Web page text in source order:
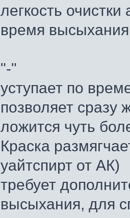
легкость
время
"-"
уступает по
позволяет
ложится чуть
Краска
уайтспирт от АК)
требует
высыхания, для